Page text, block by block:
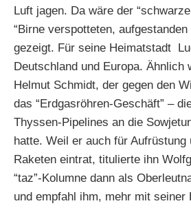
Luft jagen. Da wäre der
“Birne verspotteten,
gezeigt. Für seine Heimatstadt
Deutschland und Europa. Ähnlich
Helmut Schmidt, der gegen den
das “Erdgasröhren-Geschäft” –
Thyssen-Pipelines an die
hatte. Weil er auch für Aufrüstung
Raketen eintrat, titulierte ihn
“taz”-Kolumne dann als
und empfahl ihm, mehr mit seiner